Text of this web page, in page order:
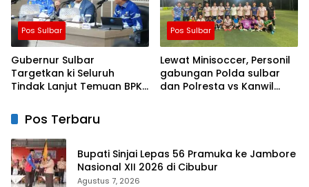
Pos Sulbar
Gubernur Sulbar
Targetkan ki Seluruh
Tindak Lanjut Temuan BPK
Pos Sulbar
Lewat Minisoccer, Personil
gabungan Polda sulbar
dan Polresta vs Kanwil
Pos Terbaru
Bupati Sinjai Lepas 56 Pramuka ke Jambore
Nasional XII 2026 di Cibubur
Agustus 7, 2026